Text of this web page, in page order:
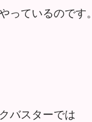
っているのです。
バスターでは